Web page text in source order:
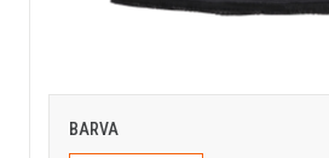
BARVA